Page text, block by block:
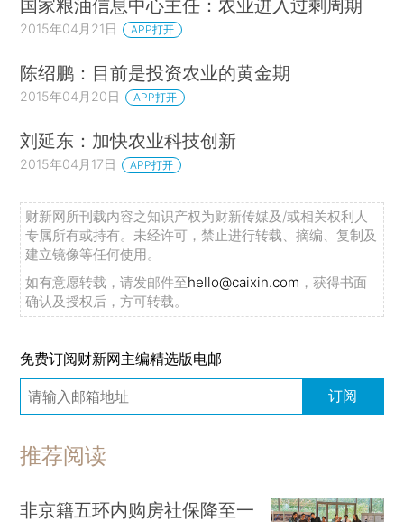
国家粮油信息中心主任：农业进入过剩周期
2015年04月21日 APP打开
陈绍鹏：目前是投资农业的黄金期
2015年04月20日 APP打开
刘延东：加快农业科技创新
2015年04月17日 APP打开
财新网所刊载内容之知识产权为财新传媒及/或相关权利人
专属所有或持有。未经许可，禁止进行转载、摘编、复制及
建立镜像等任何使用。
如有意愿转载，请发邮件至hello@caixin.com ，获得书面
确认及授权后，方可转载。
免费订阅财新网主编精选版电邮
订阅
推荐阅读
非京籍五环内购房社保降至一